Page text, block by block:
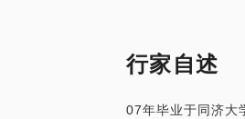
不一样的声音。
行家自述
07年毕业于同济大